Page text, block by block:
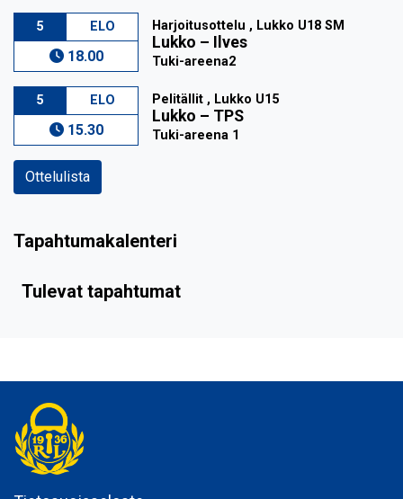
5 ELO
18.00
Harjoitusottelu , Lukko U18 SM
Lukko – Ilves
Tuki-areena2
5 ELO
15.30
Pelitällit , Lukko U15
Lukko – TPS
Tuki-areena 1
Ottelulista
Tapahtumakalenteri
Tulevat tapahtumat